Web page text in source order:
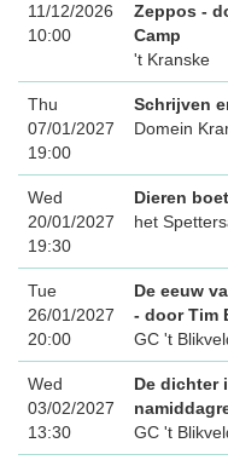
11/12/2026
10:00
Zeppos -
Camp
't Kranske
Thu
07/01/2027
19:00
Schrijven
Domein
Wed
20/01/2027
19:30
Dieren
het
Tue
26/01/2027
20:00
De eeuw
- door Tim
GC 't
Wed
03/02/2027
13:30
De dichter
GC 't